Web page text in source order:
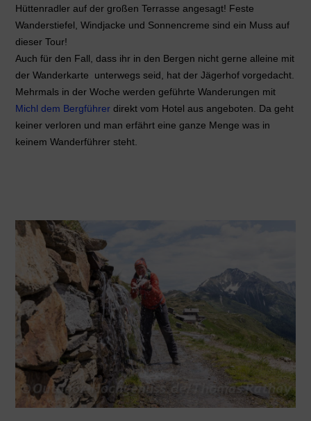
Hüttenradler auf der großen Terrasse angesagt! Feste
Wanderstiefel, Windjacke und Sonnencreme sind ein Muss auf
dieser Tour!
Auch für den Fall, dass ihr in den Bergen nicht gerne alleine mit
der Wanderkarte unterwegs seid, hat der Jägerhof vorgedacht.
Mehrmals in der Woche werden geführte Wanderungen mit
Michl dem Bergführerdirekt vom Hotel aus angeboten. Da geht
keiner verloren und man erfährt eine ganze Menge was in
keinem Wanderführer steht.